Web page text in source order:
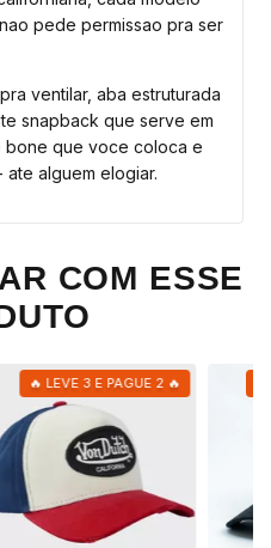
pede permissao pra ser
ventilar, aba estruturada
snapback que serve em
bone que voce coloca e
alguem elogiar.
COM ESSE
🔥 LEVE 3 E PAGUE 2 🔥